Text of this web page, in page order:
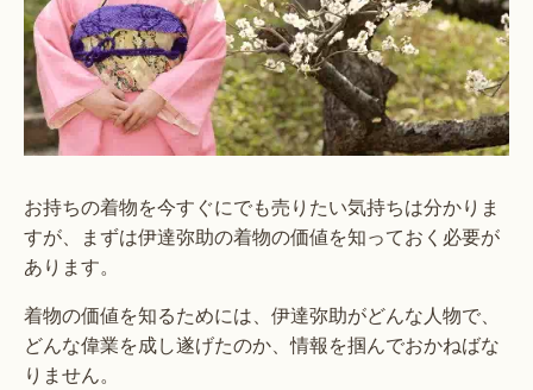
お持ちの着物を今すぐにでも売りたい気持ちは分かりま
すが、まずは伊達弥助の着物の価値を知っておく必要が
あります。
着物の価値を知るためには、伊達弥助がどんな人物で、
どんな偉業を成し遂げたのか、情報を掴んでおかねばな
りません。